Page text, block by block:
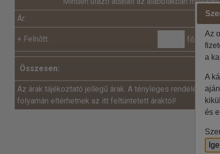
Ár:
+ Felnőtt: fő x
Összesen:
Az árak tájékoztató jellegű árak. A tényleges rendelés és
folyamán eltérhetnek az itt feltüntetett áraktól!
Az
a
A
és